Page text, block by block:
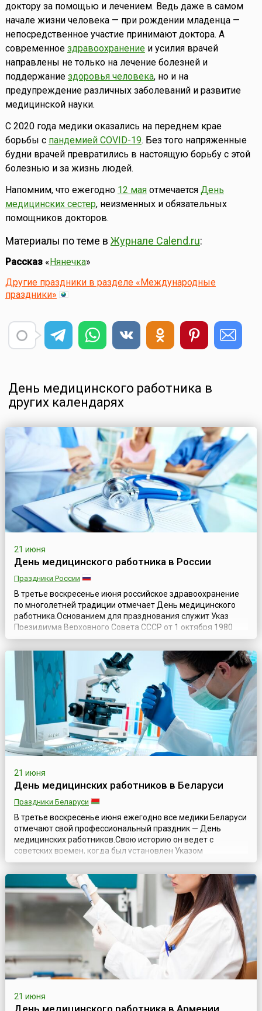
доктору за помощью и лечением. Ведь даже в самом
начале жизни человека — при рождении младенца —
непосредственное участие принимают доктора. А
современное здравоохранениеи усилия врачей
направлены не только на лечение болезней и
поддержание здоровья человека, но и на
предупреждение различных заболеваний и развитие
медицинской науки.
С 2020 года медики оказались на переднем крае
борьбы с пандемией COVID-19. Без того напряженные
будни врачей превратились в настоящую борьбу с этой
болезнью и за жизнь людей.
Напомним, что ежегодно 12 маяотмечается День
медицинских сестер, неизменных и обязательных
помощников докторов.
Материалы по теме в Журнале Calend.ru:
Рассказ« Нянечка»
Другие праздники в разделе «Международные
праздники»
День медицинского работника в
других календарях
21 июня
День медицинского работника в России
Праздники России
В третье воскресенье июня российское здравоохранение
по многолетней традиции отмечает День медицинского
работника.Основанием для празднования служит Указ
Президиума Верховного Совета СССР от 1 октября 1980
года № 3018–Х «О праздничных и памятных днях», в
редакции Указа Президиума Верховного Совета СССР от 1
ноября 1988 года № 9724–XI «О внесении изменений в
законодательство СССР о праздничных ...
21 июня
День медицинских работников в Беларуси
Праздники Беларуси
В третье воскресенье июня ежегодно все медики Беларуси
отмечают свой профессиональный праздник — День
медицинских работников.Свою историю он ведет с
советских времен, когда был установлен Указом
Президиума Верховного Совета СССР № 3018-Х от 1
октября 1980 года «О праздничных и памятных днях», в
редакции Указа Президиума Верховного Совета СССР №
9724-XI от 1 ноября 1988 года «О внесении изменен...
21 июня